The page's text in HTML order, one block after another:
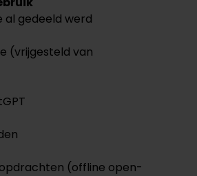
al gedeeld werd
(vrijgesteld van
(offline open-